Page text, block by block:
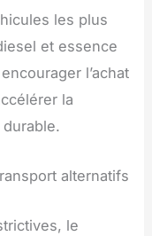
les plus
et essence
l’achat
la
alternatifs
le